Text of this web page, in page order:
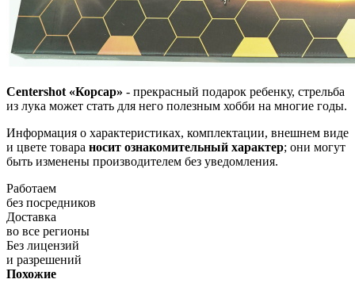
Centershot «Корсар» - прекрасный подарок ребенку, стрельба
из лука может стать для него полезным хобби на многие годы.
Информация о характеристиках, комплектации, внешнем виде
и цвете товара носит ознакомительный характер; они могут
быть изменены производителем без уведомления.
Работаем
без посредников
Доставка
во все регионы
Без лицензий
и разрешений
Похожие